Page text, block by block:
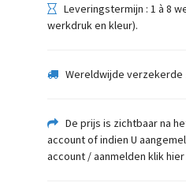
Leveringstermijn : 1 à 8
werkdruk en kleur).
Wereldwijde verzekerde
De prijs is zichtbaar na
account of indien U
account / aanmelden klik hier